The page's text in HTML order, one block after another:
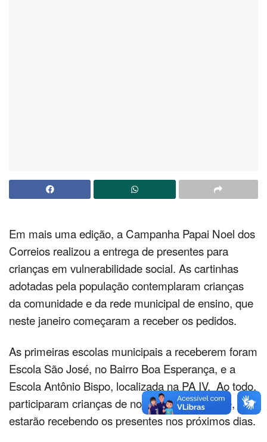
Em mais uma edição, a Campanha Papai Noel dos
Correios realizou a entrega de presentes para
crianças em vulnerabilidade social. As cartinhas
adotadas pela população contemplaram crianças
da comunidade e da rede municipal de ensino, que
neste janeiro começaram a receber os pedidos.
As primeiras escolas municipais a receberem foram
Escola São José, no Bairro Boa Esperança, e a
Escola Antônio Bispo, localizada na PA IV. Ao todo,
participaram crianças de nove escolas da rede, que
estarão recebendo os presentes nos próximos dias.